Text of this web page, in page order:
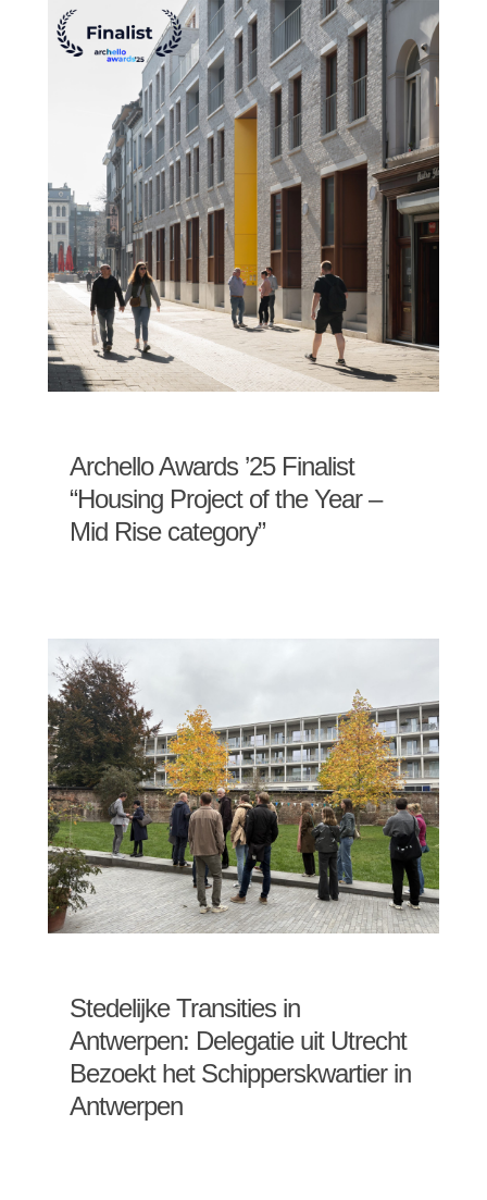
Archello Awards ’25 Finalist
“Housing Project of the Year –
Mid Rise category”
Stedelijke Transities in
Antwerpen: Delegatie uit Utrecht
Bezoekt het Schipperskwartier in
Antwerpen